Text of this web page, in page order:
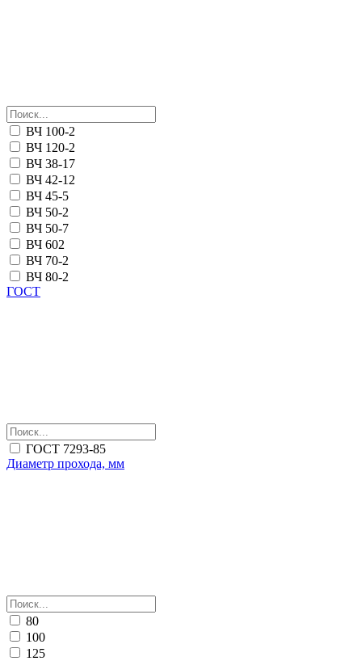
ВЧ 100-2
ВЧ 120-2
ВЧ 38-17
ВЧ 42-12
ВЧ 45-5
ВЧ 50-2
ВЧ 50-7
ВЧ 602
ВЧ 70-2
ВЧ 80-2
ГОСТ
ГОСТ 7293-85
Диаметр прохода, мм
80
100
125